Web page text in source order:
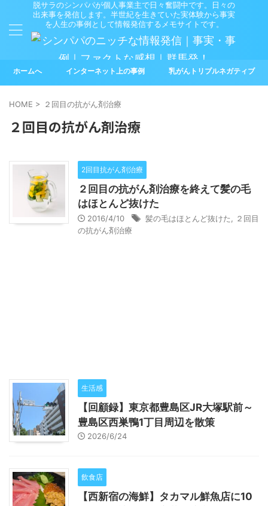
脱サラのシンパパが個人事業主で日々奮闘中です。日々の
出来事を発信します。半世紀を生きていた実体験から事実
を人生の事例として情報発信するメモサイトです。
ホームへ インターネット上の事例 乳がんトリプルネガティブ
HOME > ２回目の抗がん剤治療
２回目の抗がん剤治療
2回目抗がん剤治療
２回目の抗がん剤治療を終えて髪の毛
はほとんど抜けた
2016/4/10 髪の毛はほとんど抜けた
２回目
の抗がん剤治療
生活感
【回顧録】東京都豊島区JR大塚駅前～
豊島区西巣鴨1丁目周辺を散策
2026/6/24
飲食店
【西新宿の海鮮】タカマル鮮魚店に10